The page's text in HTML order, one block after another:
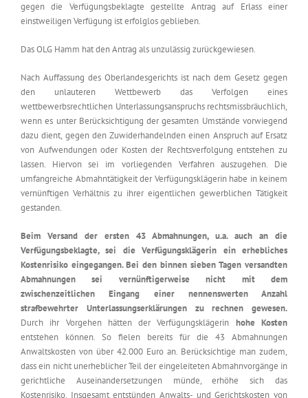
gegen die Verfügungsbeklagte gestellte Antrag auf Erlass einer
einstweiligen Verfügung ist erfolglos geblieben.
Das OLG Hamm hat den Antrag als unzulässig zurückgewiesen.
Nach Auffassung des Oberlandesgerichts ist nach dem Gesetz gegen
den unlauteren Wettbewerb das Verfolgen eines
wettbewerbsrechtlichen Unterlassungsanspruchs rechtsmissbräuchlich,
wenn es unter Berücksichtigung der gesamten Umstände vorwiegend
dazu dient, gegen den Zuwiderhandelnden einen Anspruch auf Ersatz
von Aufwendungen oder Kosten der Rechtsverfolgung entstehen zu
lassen. Hiervon sei im vorliegenden Verfahren auszugehen. Die
umfangreiche Abmahntätigkeit der Verfügungsklägerin habe in keinem
vernünftigen Verhältnis zu ihrer eigentlichen gewerblichen Tätigkeit
gestanden.
Beim Versand der ersten 43 Abmahnungen, u.a. auch an die
Verfügungsbeklagte, sei die Verfügungsklägerin ein erhebliches
Kostenrisiko eingegangen. Bei den binnen sieben Tagen versandten
Abmahnungen sei vernünftigerweise nicht mit dem
zwischenzeitlichen Eingang einer nennenswerten Anzahl
strafbewehrter Unterlassungserklärungen zu rechnen gewesen.
Durch ihr Vorgehen hätten der Verfügungsklägerin hohe Kosten
entstehen können. So fielen bereits für die 43 Abmahnungen
Anwaltskosten von über 42.000 Euro an. Berücksichtige man zudem,
dass ein nicht unerheblicher Teil der eingeleiteten Abmahnvorgänge in
gerichtliche Auseinandersetzungen münde, erhöhe sich das
Kostenrisiko. Insgesamt entstünden Anwalts- und Gerichtskosten von